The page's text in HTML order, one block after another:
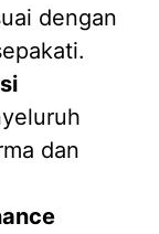
dengan
dan